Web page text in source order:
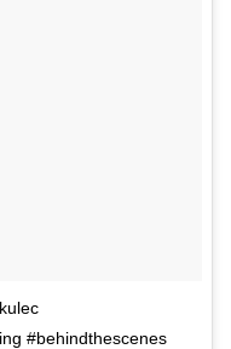
#behindthescenes